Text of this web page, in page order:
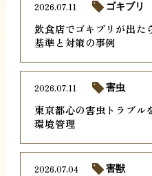
飲食店でゴキブリが出た
基準と対策の事例
2026.07.11 ゴキブリ
東京都心の害虫トラブル
環境管理
2026.07.11 害虫
2026.07.04 害獣